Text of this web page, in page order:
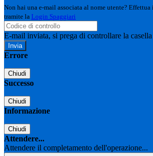
Non hai una e-mail associata al nome utente? Effettua
tramite la Login Spaggiari
E-mail inviata, si prega di controllare la
Errore
Chiudi
Successo
Chiudi
Informazione
Chiudi
Attendere...
Attendere il completamento dell'operazione...